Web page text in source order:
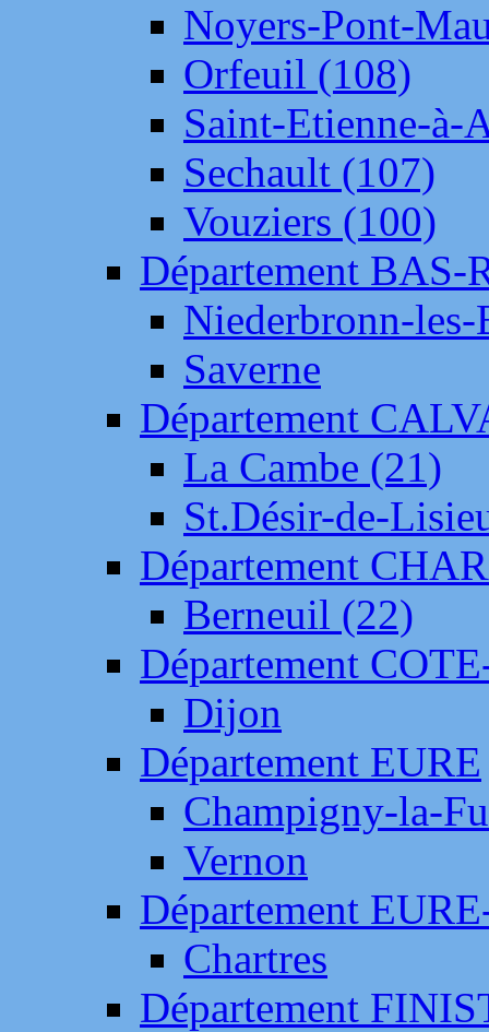
Noyers-Pont-
Orfeuil (108)
Saint-Etienne-à-
Sechault (107)
Vouziers (100)
Département BAS-
Niederbronn-
Saverne
Département
La Cambe (21)
St.Désir-de-
Département
Berneuil (22)
Département
Dijon
Département EURE
Champigny-la-
Vernon
Département
Chartres
Département